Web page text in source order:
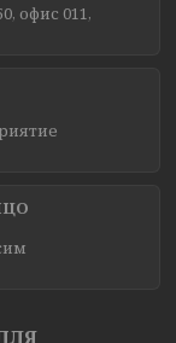
офис 011,